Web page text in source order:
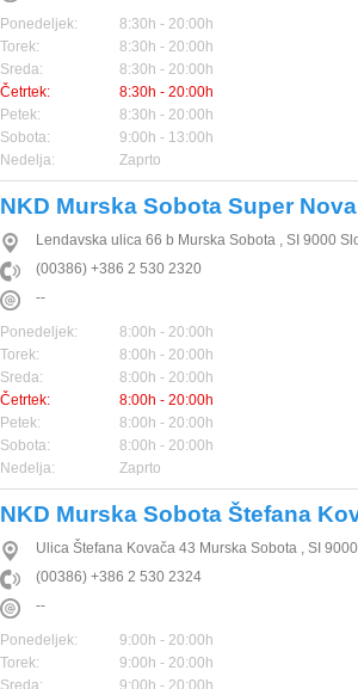
Ponedeljek:
8:30h - 20:00h
Torek:
8:30h - 20:00h
Sreda:
8:30h - 20:00h
Četrtek:
8:30h - 20:00h
Petek:
8:30h - 20:00h
Sobota:
9:00h - 13:00h
Nedelja:
Zaprto
NKD Murska Sobota Super Nova
Lendavska ulica 66 b Murska Sobota , SI 9000
(00386) +386 2 530 2320
--
Ponedeljek:
8:00h - 20:00h
Torek:
8:00h - 20:00h
Sreda:
8:00h - 20:00h
Četrtek:
8:00h - 20:00h
Petek:
8:00h - 20:00h
Sobota:
8:00h - 20:00h
Nedelja:
Zaprto
NKD Murska Sobota Štefana
Ulica Štefana Kovača 43 Murska Sobota , SI 9000
(00386) +386 2 530 2324
--
Ponedeljek:
9:00h - 20:00h
Torek:
9:00h - 20:00h